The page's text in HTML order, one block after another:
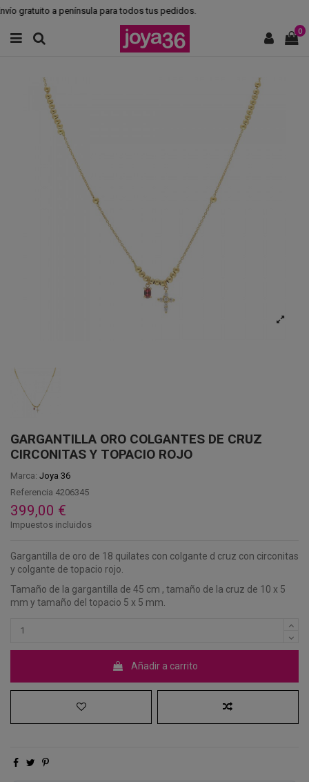
gratuito a península para todos tus pedidos.
0
GARGANTILLA ORO COLGANTES DE CRUZ
CIRCONITAS Y TOPACIO ROJO
Marca: Joya 36
Referencia 4206345
399,00 €
Impuestos incluidos
Gargantilla de oro de 18 quilates con colgante d cruz con circonitas
y colgante de topacio rojo.
Tamaño de la gargantilla de 45 cm , tamaño de la cruz de 10 x 5
mm y tamaño del topacio 5 x 5 mm.
Añadir a carrito